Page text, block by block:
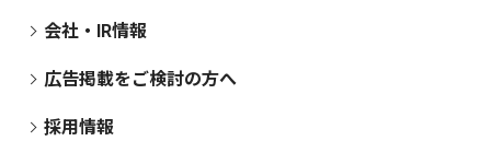
会社・IR情報
広告掲載をご検討の方へ
採用情報